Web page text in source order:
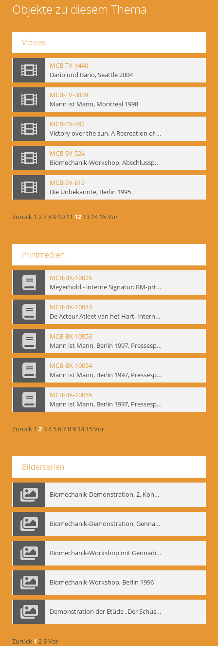
Objekte zu diesem Thema
Videos
MCB-TV-1440
Dario und Bario, Seattle 2004
MCB-TV-3839
Mann ist Mann, Montreal 1998
MCB-TV-492
Victory over the sun. A Recreation of the 1913 Performance
MCB-SV-524
Biomechanik-Workshop, Abschlusspräsentation 1996
MCB-SV-615
Die Unbekannte, Berlin 1995
Zurück 1 2789 10 11 12 13 14 15Vor
Printmedien
MCB-BK-10025
Meyerhold - interne Signatur: BM-prt-233
MCB-BK-10044
De Acteur Atleet van het Hart, Internationale Konferenz, Gent, 17.11.2004 - interne Signatur: BM-prt-253
MCB-BK-10053
Mann ist Mann, Berlin 1997, Pressespiegel - interne Signatur: BM-prt-262-1
MCB-BK-10054
Mann ist Mann, Berlin 1997, Pressespiegel - interne Signatur: BM-prt-262-2
MCB-BK-10055
Mann ist Mann, Berlin 1997, Pressespiegel - interne Signatur: BM-prt-262-3
Zurück 1 234 56789 14 15Vor
Bilderserien
Biomechanik-Demonstration, 2. Kongress der EMF, Mai 1995
Biomechanik-Demonstration, Gennadij Bogdanow im Berliner Ensemble, 04.10.1991
Biomechanik-Workshop mit Gennadij Nikolajewitsch Bogdanow im Mime Centrum Berlin, 1991
Biomechanik-Workshop, Berlin 1996
Demonstration der Etüde „Der Schuss mit dem Bogen“ durch Gennadij Nikolajewitsch Bogdanow, Berlin 1991
Zurück 123Vor